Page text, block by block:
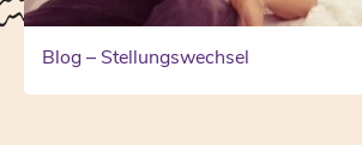
Blog – Stellungswechsel